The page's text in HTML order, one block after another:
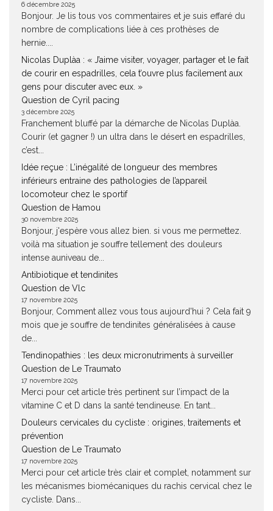
6 décembre 2025
Bonjour. Je lis tous vos commentaires et je suis effaré du
nombre de complications liée à ces prothèses de
hernie....
Nicolas Duplàa : « J’aime visiter, voyager, partager et le fait
de courir en espadrilles, cela t’ouvre plus facilement aux
gens pour discuter avec eux. »
Question de Cyril pacing
3 décembre 2025
Franchement bluffé par la démarche de Nicolas Duplàa.
Courir (et gagner !) un ultra dans le désert en espadrilles,
c’est...
Idée reçue : L’inégalité de longueur des membres
inférieurs entraine des pathologies de l’appareil
locomoteur chez le sportif
Question de Hamou
30 novembre 2025
Bonjour, j'espère vous allez bien. si vous me permettez.
voilà ma situation je souffre tellement des douleurs
intense auniveau de...
Antibiotique et tendinites
Question de Vlc
17 novembre 2025
Bonjour, Comment allez vous tous aujourd'hui ? Cela fait 9
mois que je souffre de tendinites généralisées à cause
de...
Tendinopathies : les deux micronutriments à surveiller
Question de Le Traumato
17 novembre 2025
Merci pour cet article très pertinent sur l’impact de la
vitamine C et D dans la santé tendineuse. En tant...
Douleurs cervicales du cycliste : origines, traitements et
prévention
Question de Le Traumato
17 novembre 2025
Merci pour cet article très clair et complet, notamment sur
les mécanismes biomécaniques du rachis cervical chez le
cycliste. Dans...